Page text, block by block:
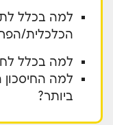
למה בכלל
הכלכלית/
למה בכלל
למה
ביותר?